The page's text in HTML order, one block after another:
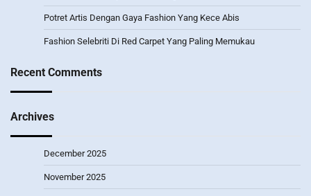
Potret Artis Dengan Gaya Fashion Yang Kece Abis
Fashion Selebriti Di Red Carpet Yang Paling Memukau
Recent Comments
Archives
December 2025
November 2025